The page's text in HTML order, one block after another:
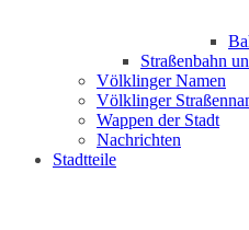
Straßenbahn
Völklinger Namen
Völklinger
Wappen der Stadt
Nachrichten
Stadtteile